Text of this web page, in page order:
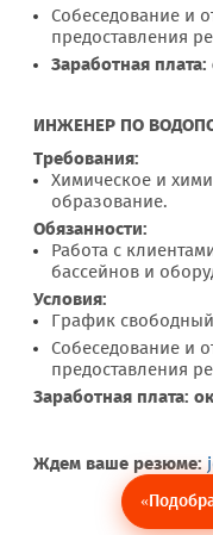
Собеседование и
предоставления
Заработная
ИНЖЕНЕР ПО
Требования:
Химическое и
образование.
Обязанности:
Работа с
бассейнов и
Условия:
График
Собеседование и
предоставления
Заработная плата:
Ждем ваше резюме: